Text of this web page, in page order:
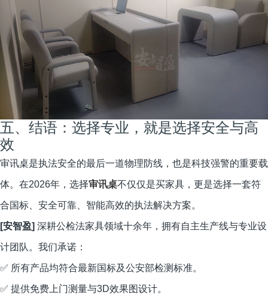
五、结语：选择专业，就是选择安全与高
效
审讯桌是执法安全的最后一道物理防线，也是科技强警的重要载
体。在2026年，选择审讯桌不仅仅是买家具，更是选择一套符
合国标、安全可靠、智能高效的执法解决方案。
[安智盈] 深耕公检法家具领域十余年，拥有自主生产线与专业设
计团队。我们承诺：
✅ 所有产品均符合最新国标及公安部检测标准。
✅ 提供免费上门测量与3D效果图设计。